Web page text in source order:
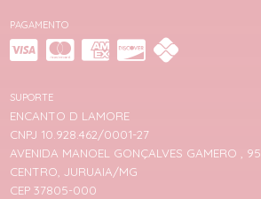
PAGAMENTO
SUPORTE
ENCANTO D LAMORE
CNPJ 10.928.462/0001-27
AVENIDA MANOEL GONÇALVES GAMERO , 95
CENTRO, JURUAIA/MG
CEP 37805-000